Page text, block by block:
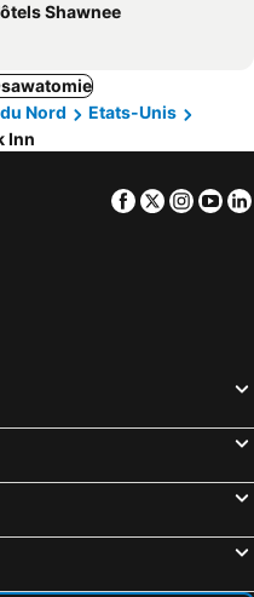
Shawnee
Nord
Etats-Unis
Inn
Facebook
Twitter